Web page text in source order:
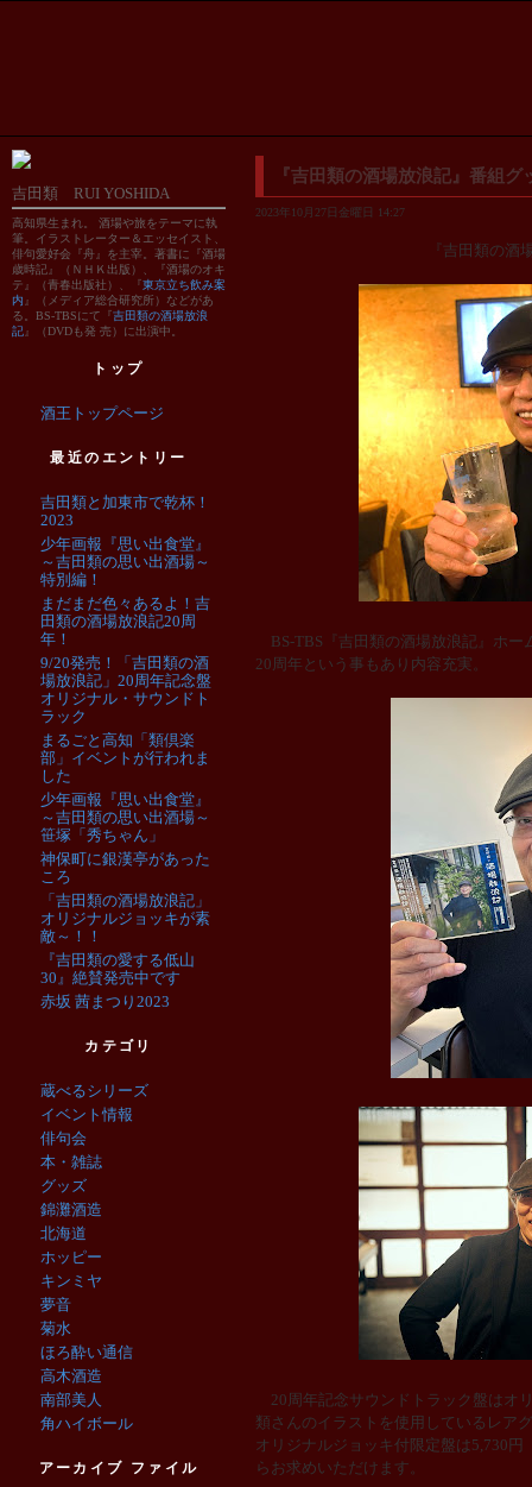
『吉田類の酒場放浪記』番組グ
2023年10月27日金曜日 14:27
『吉田類の酒
BS-TBS『吉田類の酒場放浪記』ホー
20周年という事もあり内容充実。
20周年記念サウンドトラック盤はオ
類さんのイラストを使用しているレア
オリジナルジョッキ付限定盤は5,730
らお求めいただけます。
吉田類 RUI YOSHIDA
高知県生まれ。 酒場や旅をテーマに執
筆。イラストレーター＆エッセイスト、
俳句愛好会『舟』を主宰。著書に『酒場
歳時記』（ＮＨＫ出版）、『酒場のオキ
テ』（青春出版社）、『東京立ち飲み案
内 』（メディア総合研究所）などがあ
る。BS-TBSにて『吉田類の酒場放浪
記』（DVDも発 売）に出演中。
トップ
酒王トップページ
最近のエントリー
吉田類と加東市で乾杯！
2023
少年画報『思い出食堂』
～吉田類の思い出酒場～
特別編！
まだまだ色々あるよ！吉
田類の酒場放浪記20周
年！
9/20発売！「吉田類の酒
場放浪記」20周年記念盤
オリジナル・サウンドト
ラック
まるごと高知「類倶楽
部」イベントが行われま
した
少年画報『思い出食堂』
～吉田類の思い出酒場～
笹塚「秀ちゃん」
神保町に銀漢亭があった
ころ
「吉田類の酒場放浪記」
オリジナルジョッキが素
敵～！！
『吉田類の愛する低山
30』絶賛発売中です
赤坂 茜まつり2023
カテゴリ
蔵べるシリーズ
イベント情報
俳句会
本・雑誌
グッズ
錦灘酒造
北海道
ホッピー
キンミヤ
夢音
菊水
ほろ酔い通信
高木酒造
南部美人
角ハイボール
アーカイブ ファイル